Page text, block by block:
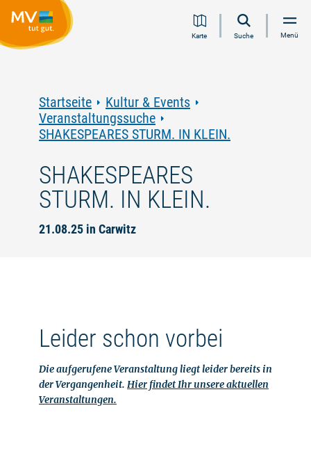
Inhalt
Navigation
Volltextsuche
FooterKarte Suche Menü
Startseite
Kultur & Events
Veranstaltungssuche
SHAKESPEARES STURM. IN KLEIN.
SHAKESPEARES
STURM. IN KLEIN.
21.08.25 in Carwitz
Leider schon vorbei
Die aufgerufene Veranstaltung liegt leider bereits in
der Vergangenheit. Hier findet Ihr unsere aktuellen
Veranstaltungen.